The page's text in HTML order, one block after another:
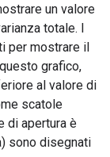
un valore
totale. I
per mostrare il
grafico,
al valore di
scatole
di apertura è
sono disegnati